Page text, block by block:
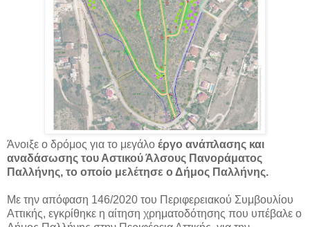
Άνοιξε ο δρόμος για το μεγάλο έργο ανάπλασης και
αναδάσωσης του Αστικού Άλσους Πανοράματος
Παλλήνης, το οποίο μελέτησε ο Δήμος Παλλήνης.
Με την απόφαση 146/2020 του Περιφερειακού Συμβουλίου
Αττικής, εγκρίθηκε η αίτηση χρηματοδότησης που υπέβαλε ο